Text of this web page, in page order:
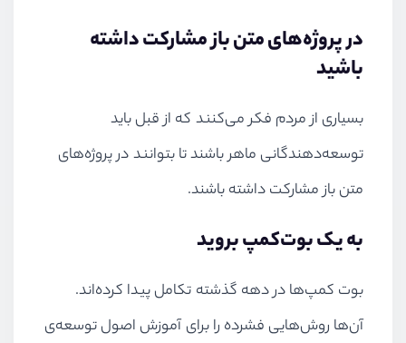
در پروژه‌های متن باز مشارکت داشته
باشید
بسیاری از مردم فکر می‌کنند که از قبل باید
توسعه‌دهندگانی ماهر باشند تا بتوانند در پروژه‌های
متن باز مشارکت داشته باشند.
به یک بوت‌کمپ بروید
بوت کمپ‌ها در دهه گذشته تکامل پیدا کرده‌اند.
آن‌ها روش‌هایی فشرده را برای آموزش اصول توسعه‌ی